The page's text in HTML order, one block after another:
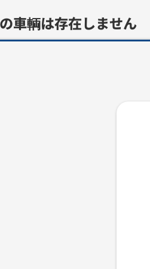
車輌は存在しません